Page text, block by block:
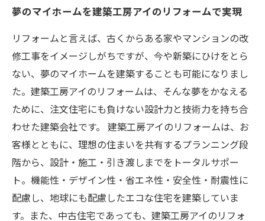
夢のマイホームを建築工房アイのリフォームで実現
リフォームと言えば、古くからある家やマンションの改
修工事をイメージしがちですが、今や新築にひけをとら
ない、夢のマイホームを建築することも可能になりまし
た。建築工房アイのリフォームは、そんな夢をかなえる
ために、注文住宅にも負けない設計力と技術力を持ち合
わせた建築会社です。 建築工房アイのリフォームは、お
客様とともに、理想の住まいを共有するプランニング段
階から、設計・施工・引き渡しまでをトータルサポー
ト。機能性・デザイン性・省エネ性・安全性・耐震性に
配慮し、地球にも配慮したエコな住宅を建築していま
す。また、中古住宅であっても、建築工房アイのリフォ